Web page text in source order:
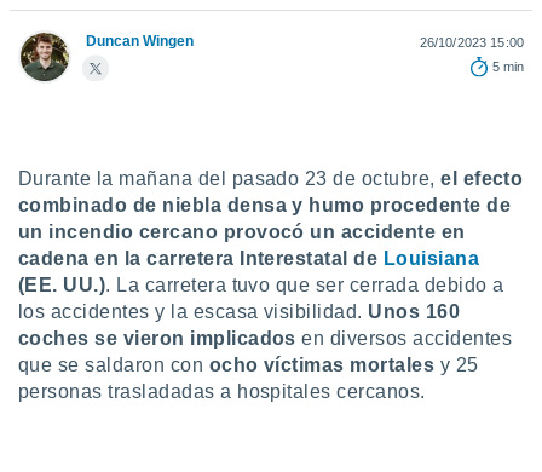
en
como
en
más
nuestra
y
de
Duncan Wingen
26/10/2023 15:00
5 min
Durante la mañana del pasado 23 de octubre,el efecto
combinado de niebla densa y humo procedente de
un incendio cercano provocó un accidente en
cadena en la carretera Interestatal de Louisiana
(EE. UU.). La carretera tuvo que ser cerrada debido a
los accidentes y la escasa visibilidad. Unos 160
coches se vieron implicadosen diversos accidentes
que se saldaron con ocho víctimas mortales y 25
personas trasladadas a hospitales cercanos.